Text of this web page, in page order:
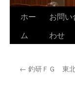
コ
ン
ホー
ム
お問い
わせ
← 釣研ＦＧ 東